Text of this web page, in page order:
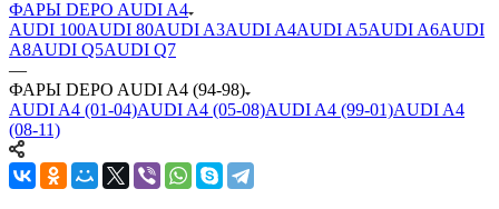
ФАРЫ DEPO AUDI A4
AUDI 100AUDI 80AUDI A3AUDI A4AUDI A5AUDI A6AUDI
A8AUDI Q5AUDI Q7
—
ФАРЫ DEPO AUDI A4 (94-98)
AUDI A4 (01-04)AUDI A4 (05-08)AUDI A4 (99-01)AUDI A4
(08-11)